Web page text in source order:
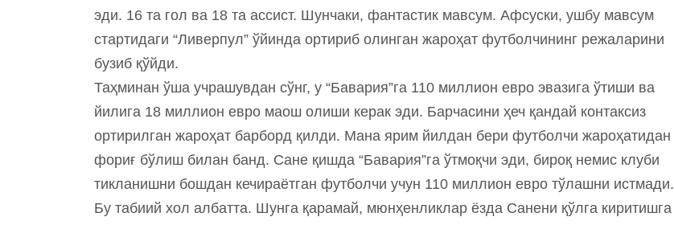
эди. 16 та гол ва 18 та ассист. Шунчаки, фантастик мавсум. Афсуски, ушбу мавсум
стартидаги “Ливерпул” ўйинда ортириб олинган жароҳат футболчининг режаларини
бузиб қўйди.
Таҳминан ўша учрашувдан сўнг, у “Бавария”га 110 миллион евро эвазига ўтиши ва
йилига 18 миллион евро маош олиши керак эди. Барчасини ҳеч қандай контаксиз
ортирилган жароҳат барборд қилди. Мана ярим йилдан бери футболчи жароҳатидан
фориғ бўлиш билан банд. Сане қишда “Бавария”га ўтмоқчи эди, бироқ немис клуби
тикланишни бошдан кечираётган футболчи учун 110 миллион евро тўлашни истмади.
Бу табиий хол албатта. Шунга қарамай, мюнҳенликлар ёзда Санени қўлга киритишга